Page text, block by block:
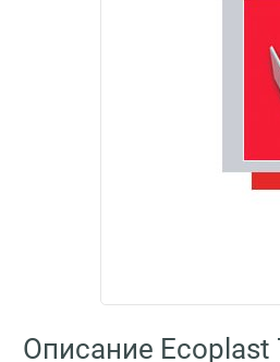
Описание Ecoplast